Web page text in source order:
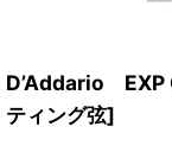
D’Addario EXP
ティング弦]